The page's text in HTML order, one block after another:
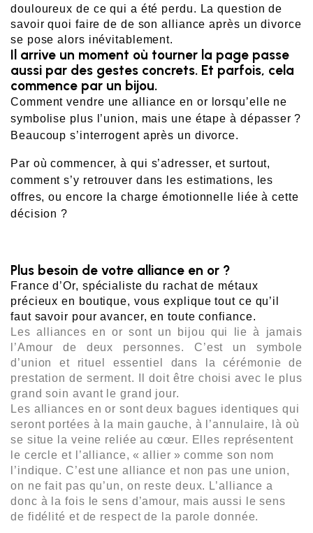
douloureux de ce qui a été perdu. La question de
savoir quoi faire de de son alliance après un divorce
se pose alors inévitablement.
Il arrive un moment où tourner la page passe
aussi par des gestes concrets. Et parfois, cela
commence par un bijou.
Comment vendre une alliance en or lorsqu’elle ne
symbolise plus l’union, mais une étape à dépasser ?
Beaucoup s’interrogent après un divorce.
Par où commencer, à qui s’adresser, et surtout,
comment s’y retrouver dans les estimations, les
offres, ou encore la charge émotionnelle liée à cette
décision ?
Plus besoin de votre alliance en or ?
France d’Or, spécialiste du rachat de métaux
précieux en boutique, vous explique tout ce qu’il
faut savoir pour avancer, en toute confiance.
Les alliances en or sont un bijou qui lie à jamais
l’Amour de deux personnes. C’est un symbole
d’union et rituel essentiel dans la cérémonie de
prestation de serment. Il doit être choisi avec le plus
grand soin avant le grand jour.
Les alliances en or sont deux bagues identiques qui
seront portées à la main gauche, à l’annulaire, là où
se situe la veine reliée au cœur. Elles représentent
le cercle et l’alliance, « allier » comme son nom
l’indique. C’est une alliance et non pas une union,
on ne fait pas qu’un, on reste deux. L’alliance a
donc à la fois le sens d’amour, mais aussi le sens
de fidélité et de respect de la parole donnée.